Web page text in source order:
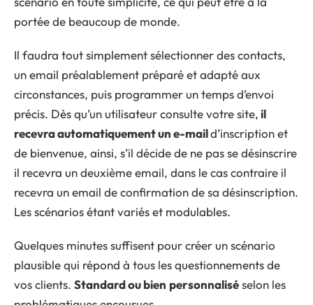
portée de beaucoup de monde.
Il faudra tout simplement sélectionner des contacts,
un email préalablement préparé et adapté aux
circonstances, puis programmer un temps d’envoi
précis. Dès qu’un utilisateur consulte votre site,il
recevra automatiquement un e-maild’inscription et
de bienvenue, ainsi, s’il décide de ne pas se désinscrire
il recevra un deuxième email, dans le cas contraire il
recevra un email de confirmation de sa désinscription.
Les scénarios étant variés et modulables.
Quelques minutes suffisent pour créer un scénario
plausible qui répond à tous les questionnements de
vos clients. Standard ou bien personnaliséselon les